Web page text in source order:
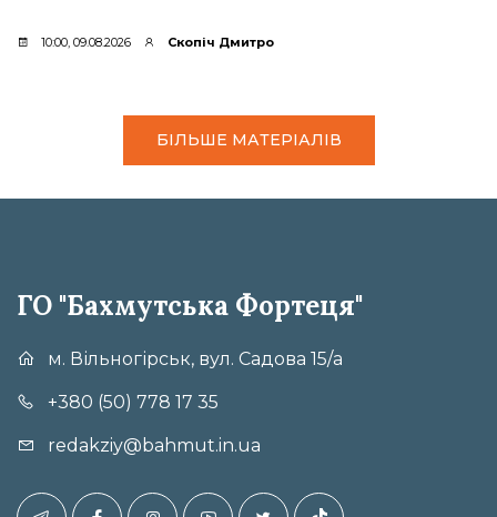
10:00, 09.08.2026 Скопіч Дмитро
БІЛЬШЕ МАТЕРІАЛІВ
ГО "Бахмутська Фортеця"
м. Вільногірськ, вул. Садова 15/а
+380 (50) 778 17 35
redakziy@bahmut.in.ua